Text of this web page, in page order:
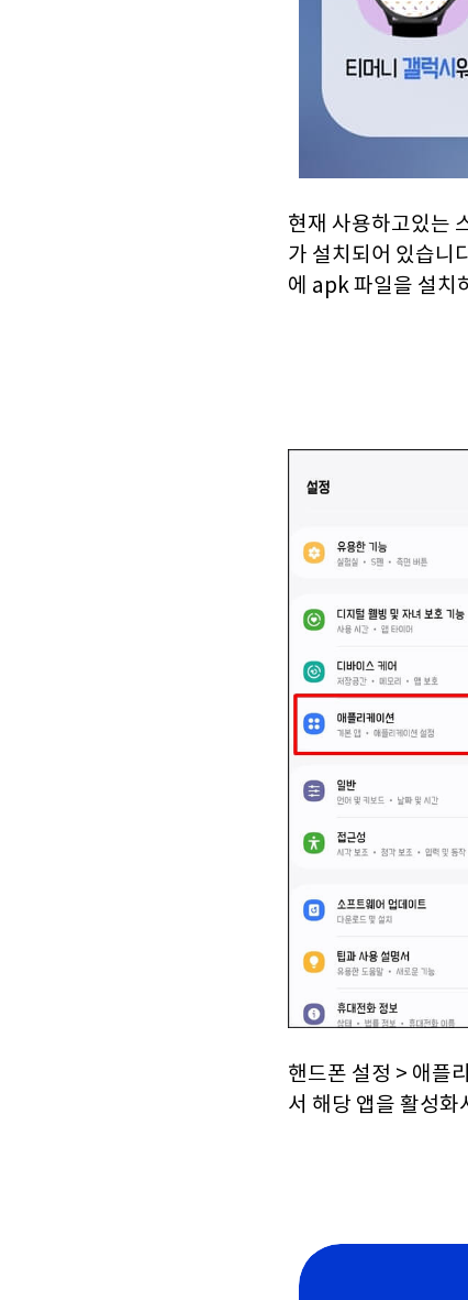
현재 사용하고있는
가 설치되어 있습니
에 apk 파일을 설치
핸드폰 설정 > 애플
서 해당 앱을 활성화